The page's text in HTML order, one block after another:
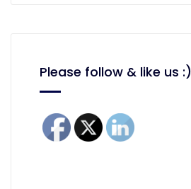
Please follow & like us :)